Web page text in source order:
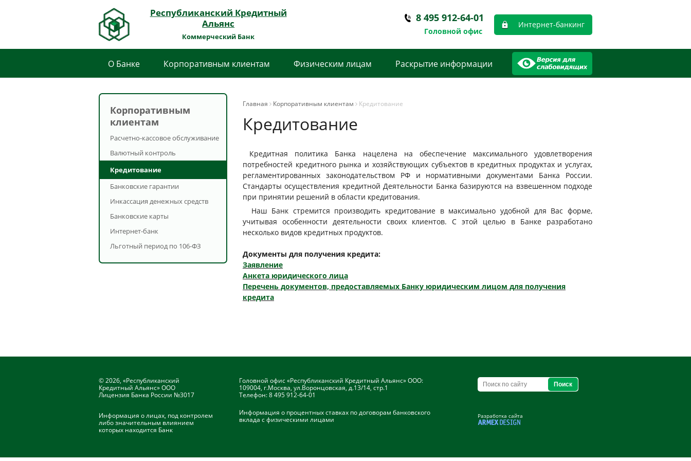
Республиканский Кредитный
Альянс
Коммерческий Банк
Головной офис
8 495 912-64-01
Интернет-банкинг
О Банке Корпоративным клиентам Физическим лицам Раскрытие информации
Корпоративным
клиентам
Расчетно-кассовое обслуживание
Валютный контроль
Кредитование
Банковские гарантии
Инкассация денежных средств
Банковские карты
Интернет-банк
Льготный период по 106-ФЗ
Главная Корпоративным клиентам Кредитование
Кредитование
Кредитная политика Банка нацелена на обеспечение максимального удовлетворения
потребностей кредитного рынка и хозяйствующих субъектов в кредитных продуктах и услугах,
регламентированных законодательством РФ и нормативными документами Банка России.
Стандарты осуществления кредитной Деятельности Банка базируются на взвешенном подходе
при принятии решений в области кредитования.
Наш Банк стремится производить кредитование в максимально удобной для Вас форме,
учитывая особенности деятельности своих клиентов. С этой целью в Банке разработано
несколько видов кредитных продуктов.
Документы для получения кредита:
Заявление
Анкета юридического лица
Перечень документов, предоставляемых Банку юридическим лицом для получения
кредита
© 2026, «Республиканский
Кредитный Альянс» ООО
Лицензия Банка России №3017
Информация о лицах, под контролем
либо значительным влиянием
которых находится Банк
Головной офис «Республиканский Кредитный Альянс» ООО:
109004, г.Москва, ул.Воронцовская, д.13/14, стр.1
Телефон:8 495 912-64-01
Информация о процентных ставках по договорам банковского
вклада с физическими лицами
Разработка сайта